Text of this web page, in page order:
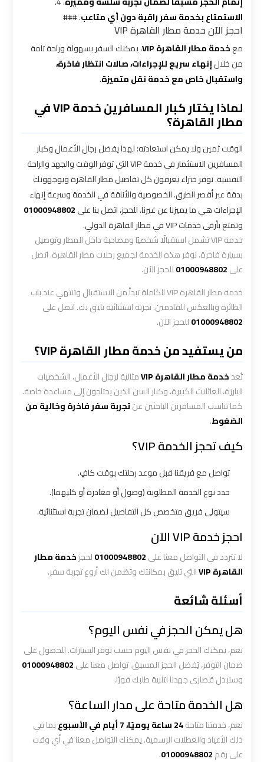
الاستمتاع بخدمة سفر راقية دون أي متاعب. ###
احجز الآن خدمة مطار القاهرة VIP
معخدمة مطار القاهرة VIP
، يمكنك السفر بسهولة وراحة تامة
من خلالإنهاء سريع للإجراءات، صالات انتظار فاخرة،
واستقبال خاص مع خدمة نقل متميزة.
لماذا يختار كبار المسافرين خدمة VIP في
مطار القاهرة؟
الوقت ثمين ولا يمكن استعادته؛ لهذا يفضل رجال الأعمال وكبار
المسافرين الاستثمار في خدمة VIP التي توفر الوقت والجهد والراحة
النفسية. نوفر خبراء يعرفون كل تفاصيل مطار القاهرة ويوجهونك
بدقة عبر أقصر الطرق. الخصوصية والأناقة في الخدمة وسرعة إنهاء
الإجراءات هي ما يميزنا عن غيرنا. للحجز، اتصل بنا على01000948802
وتمتع بأرقى خدمات VIP في مطار القاهرة الدولي.
خدمة VIP تشمل استقبالًا شخصيًا ومصاحبة داخل المطار وتوصيل
بسيارة فاخرة. نوفر هذه الخدمة لجميع رحلات مطار القاهرة. اتصل
على01000948802للحجز الآن.
خدمة مطار القاهرة VIP الكاملة تبدأ من الاستقبال وتنتهي عند باب
الطائرة وبالعكس للقادمين. تجربة استثنائية تليق بك. اتصل على
01000948802للحجز الآن.
من يستفيد من خدمة مطار القاهرة VIP؟
تُعدخدمة مطار القاهرة VIP
مثالية لرجال الأعمال، الشخصيات
البارزة، العائلات الكبيرة، وكبار السن الذين يحتاجون إلى مساعدة خاصة.
كما تناسب المسافرين الباحثين عنتجربة سفر فاخرة وخالية من
الضغوط.
كيف تحجز الخدمة VIP؟
تواصل مع فريقنا قبل موعد رحلتك بوقت كافٍ.
حدد نوع الخدمة المطلوبة (وصول أو مغادرة أو كليهما).
سيتولى فريق متخصص كل التفاصيل لضمان تجربة استثنائية.
احجز خدمة VIP الآن
لا تتردد في التواصل معنا على01000948802لحجزخدمة مطار
القاهرة VIP
التي تليق بمكانتك وتضمن لك أروع تجربة سفر.
أسئلة شائعة
هل يمكن الحجز في نفس اليوم؟
نعم، يمكنك الحجز في نفس اليوم حسب توفر السيارات. للحصول على
ضمان التوفر، يُفضل الحجز المسبق. تواصل معنا على01000948802
وسنبذل قصارى جهدنا لتلبية طلبك فورًا.
هل الخدمة متاحة على مدار الساعة؟
نعم، خدمتنا متاحة24 ساعة يوميًا، 7 أيام في الأسبوع
بما في
ذلك الأعياد والعطلات الرسمية. يمكنك التواصل معنا في أي وقت
على رقم01000948802
.
شركه
ليموزين
القاهره
اسكندرية
القاهرة
ليموزين
الإسكندرية
القاهرة
ليموزين
الاسكندرية
ليموزين
الغردقه
ليموزين
الاسكندريه
السويس
ليموزين
الاسكندريه
ليموزين
الاسكندريه
مطروح
ليموزين
الأحمر
القاهرة
ليموزين
السخنة
ليموزين